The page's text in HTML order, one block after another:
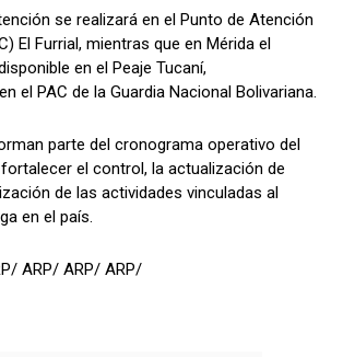
se realizará en el Punto de Atención
El Furrial, mientras que en Mérida el
en el Peaje Tucaní,
el PAC de la Guardia Nacional Bolivariana.
parte del cronograma operativo del
el control, la actualización de
de las actividades vinculadas al
en el país.
ARP/ ARP/ ARP/